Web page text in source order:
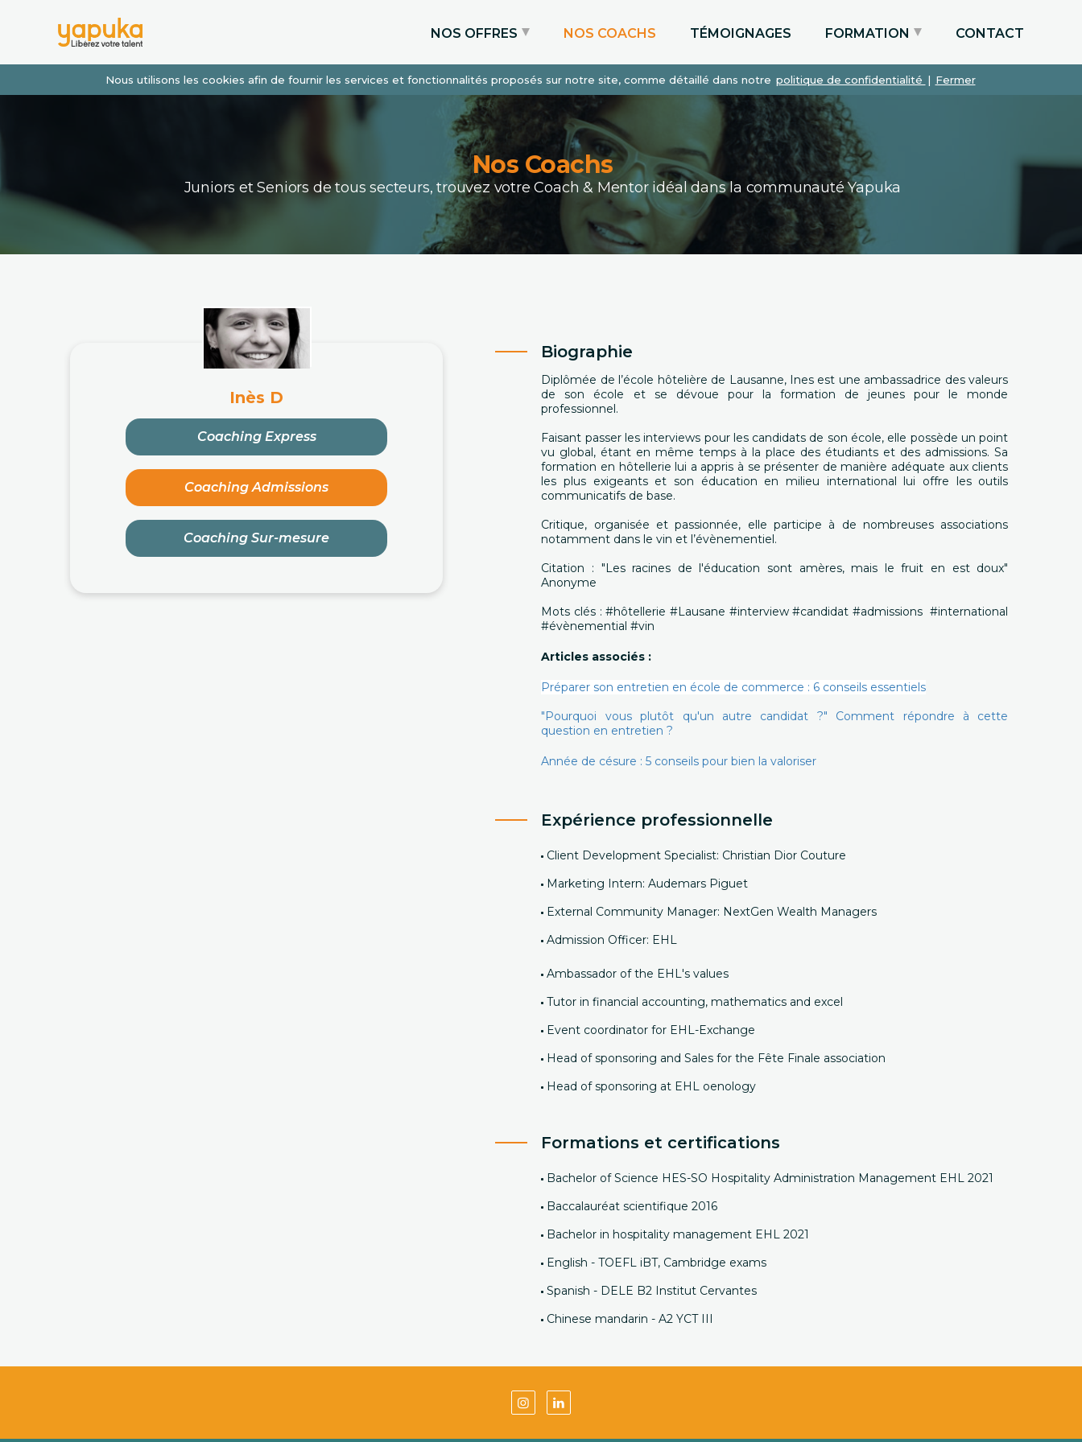
Nous utilisons les cookies afin de fournir les services et fonctionnalités proposés sur notre site, comme détaillé dans notre politique de confidentialité | Fermer
NOS OFFRES
Coaching Express
Coaching Admissions
Coaching Sur-mesure
NOS COACHS TÉMOIGNAGES FORMATION
Particuliers via le CPF
Etudiants
Entreprises
CONTACT
Nos Coachs
Juniors et Seniors de tous secteurs, trouvez votre Coach & Mentor idéal dans la communauté Yapuka
Inès D
Coaching Express
Coaching Admissions
Coaching Sur-mesure
Biographie
Diplômée de l’école hôtelière de Lausanne, Ines est une ambassadrice des valeurs
de son école et se dévoue pour la formation de jeunes pour le monde
professionnel.
Faisant passer les interviews pour les candidats de son école, elle possède un point
vu global, étant en même temps à la place des étudiants et des admissions. Sa
formation en hôtellerie lui a appris à se présenter de manière adéquate aux clients
les plus exigeants et son éducation en milieu international lui offre les outils
communicatifs de base.
Critique, organisée et passionnée, elle participe à de nombreuses associations
notamment dans le vin et l’évènementiel.
Citation : "Les racines de l'éducation sont amères, mais le fruit en est doux"
Anonyme
Mots clés : #hôtellerie #Lausane #interview #candidat #admissions #international
#évènemential #vin
Articles associés :
Préparer son entretien en école de commerce : 6 conseils essentiels
"Pourquoi vous plutôt qu'un autre candidat ?" Comment répondre à cette
question en entretien ?
Année de césure : 5 conseils pour bien la valoriser
Expérience professionnelle
Client Development Specialist: Christian Dior Couture
Marketing Intern: Audemars Piguet
External Community Manager: NextGen Wealth Managers
Admission Officer: EHL
Ambassador of the EHL's values
Tutor in financial accounting, mathematics and excel
Event coordinator for EHL-Exchange
Head of sponsoring and Sales for the Fête Finale association
Head of sponsoring at EHL oenology
Formations et certifications
Bachelor of Science HES-SO Hospitality Administration Management EHL 2021
Baccalauréat scientifique 2016
Bachelor in hospitality management EHL 2021
English - TOEFL iBT, Cambridge exams
Spanish - DELE B2 Institut Cervantes
Chinese mandarin - A2 YCT III